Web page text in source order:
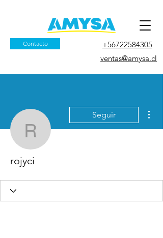
Contacto
+56722584305
ventas@amysa.cl
rojyci
Seguir
rojyci